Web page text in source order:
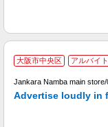
大阪市中央区 アルバイト
Jankara Namba main store/
Advertise loudly in